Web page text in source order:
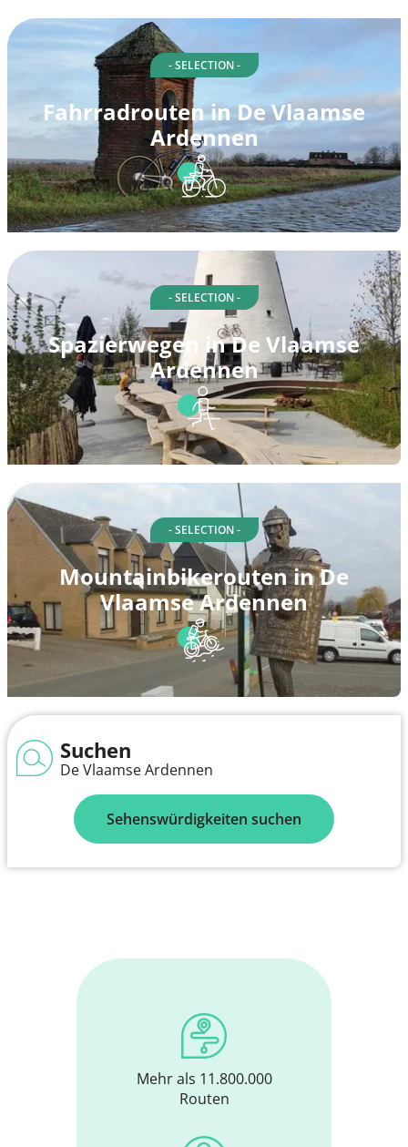
- SELECTION -
Fahrradrouten in De Vlaamse
Ardennen
- SELECTION -
Spazierwegen in De Vlaamse
Ardennen
- SELECTION -
Mountainbikerouten in De
Vlaamse Ardennen
Suchen
De Vlaamse Ardennen
Sehenswürdigkeiten suchen
Mehr als 11.800.000
Routen